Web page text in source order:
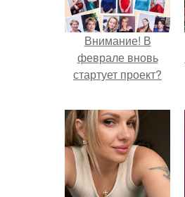
Внимание! В
феврале вновь
стартует проект?